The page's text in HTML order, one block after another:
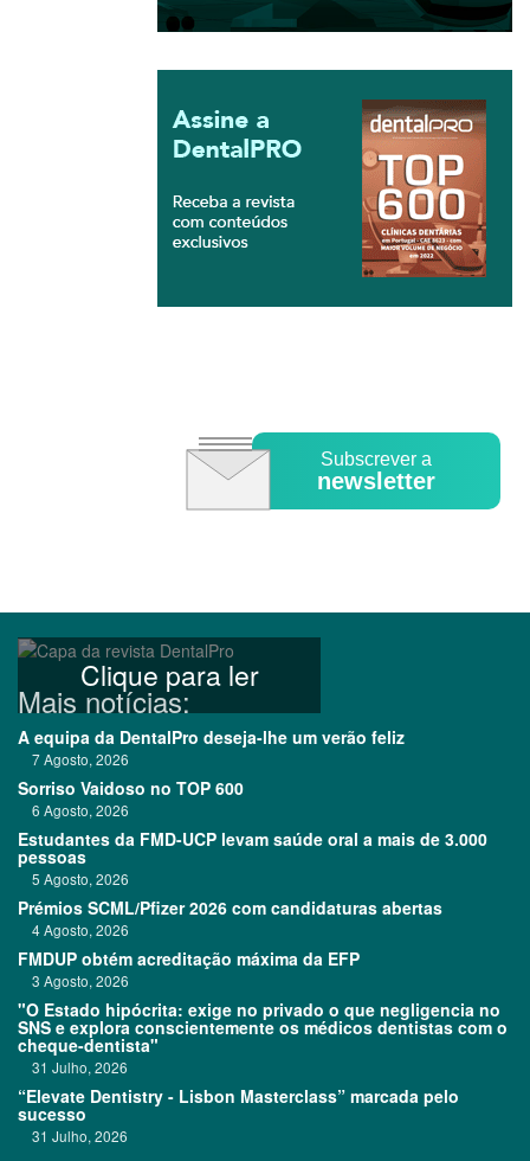
Subscrever a
newsletter
Clique para ler
Mais notícias:
A equipa da DentalPro deseja-lhe um verão feliz
7 Agosto, 2026
Sorriso Vaidoso no TOP 600
6 Agosto, 2026
Estudantes da FMD-UCP levam saúde oral a mais de 3.000
pessoas
5 Agosto, 2026
Prémios SCML/Pfizer 2026 com candidaturas abertas
4 Agosto, 2026
FMDUP obtém acreditação máxima da EFP
3 Agosto, 2026
"O Estado hipócrita: exige no privado o que negligencia no
SNS e explora conscientemente os médicos dentistas com o
cheque-dentista"
31 Julho, 2026
“Elevate Dentistry - Lisbon Masterclass” marcada pelo
sucesso
31 Julho, 2026